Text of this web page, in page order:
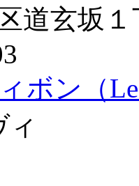
道玄坂
ボン（